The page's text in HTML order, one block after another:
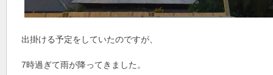
出掛ける予定をしていたのですが、
7時過ぎて雨が降ってきました。